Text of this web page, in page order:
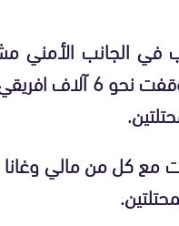
في الجانب الأمني
المملكة نشرت نحو 5 آلاف من أفراد القوات
مع كل من مالي وغانا